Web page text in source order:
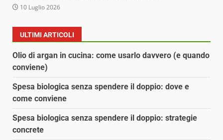
10 Luglio 2026
ULTIMI ARTICOLI
Olio di argan in cucina: come usarlo davvero (e quando
conviene)
Spesa biologica senza spendere il doppio: dove e
come conviene
Spesa biologica senza spendere il doppio: strategie
concrete